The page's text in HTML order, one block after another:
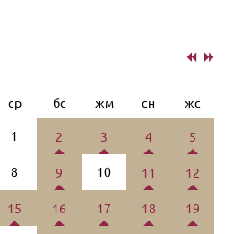
ср бс жм сн жс
1 2 3 4 5
8 9 10 11 12
15 16 17 18 19